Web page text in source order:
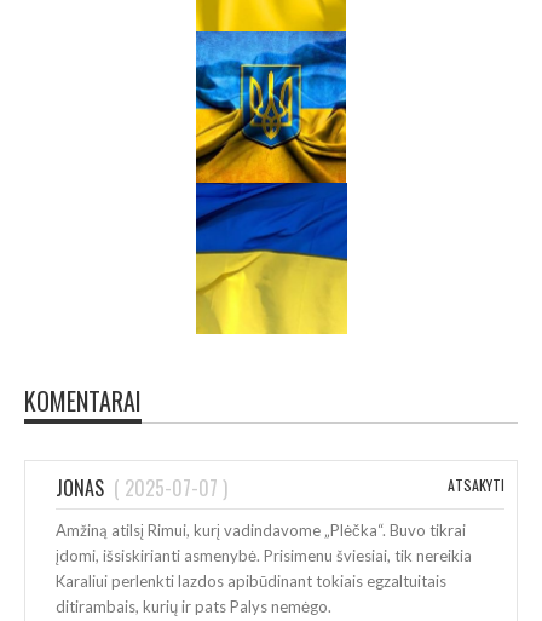
KOMENTARAI
JONAS ( 2025-07-07 ) ATSAKYTI
Amžiną atilsį Rimui, kurį vadindavome „Plėčka“. Buvo tikrai
įdomi, išsiskirianti asmenybė. Prisimenu šviesiai, tik nereikia
Karaliui perlenkti lazdos apibūdinant tokiais egzaltuitais
ditirambais, kurių ir pats Palys nemėgo.